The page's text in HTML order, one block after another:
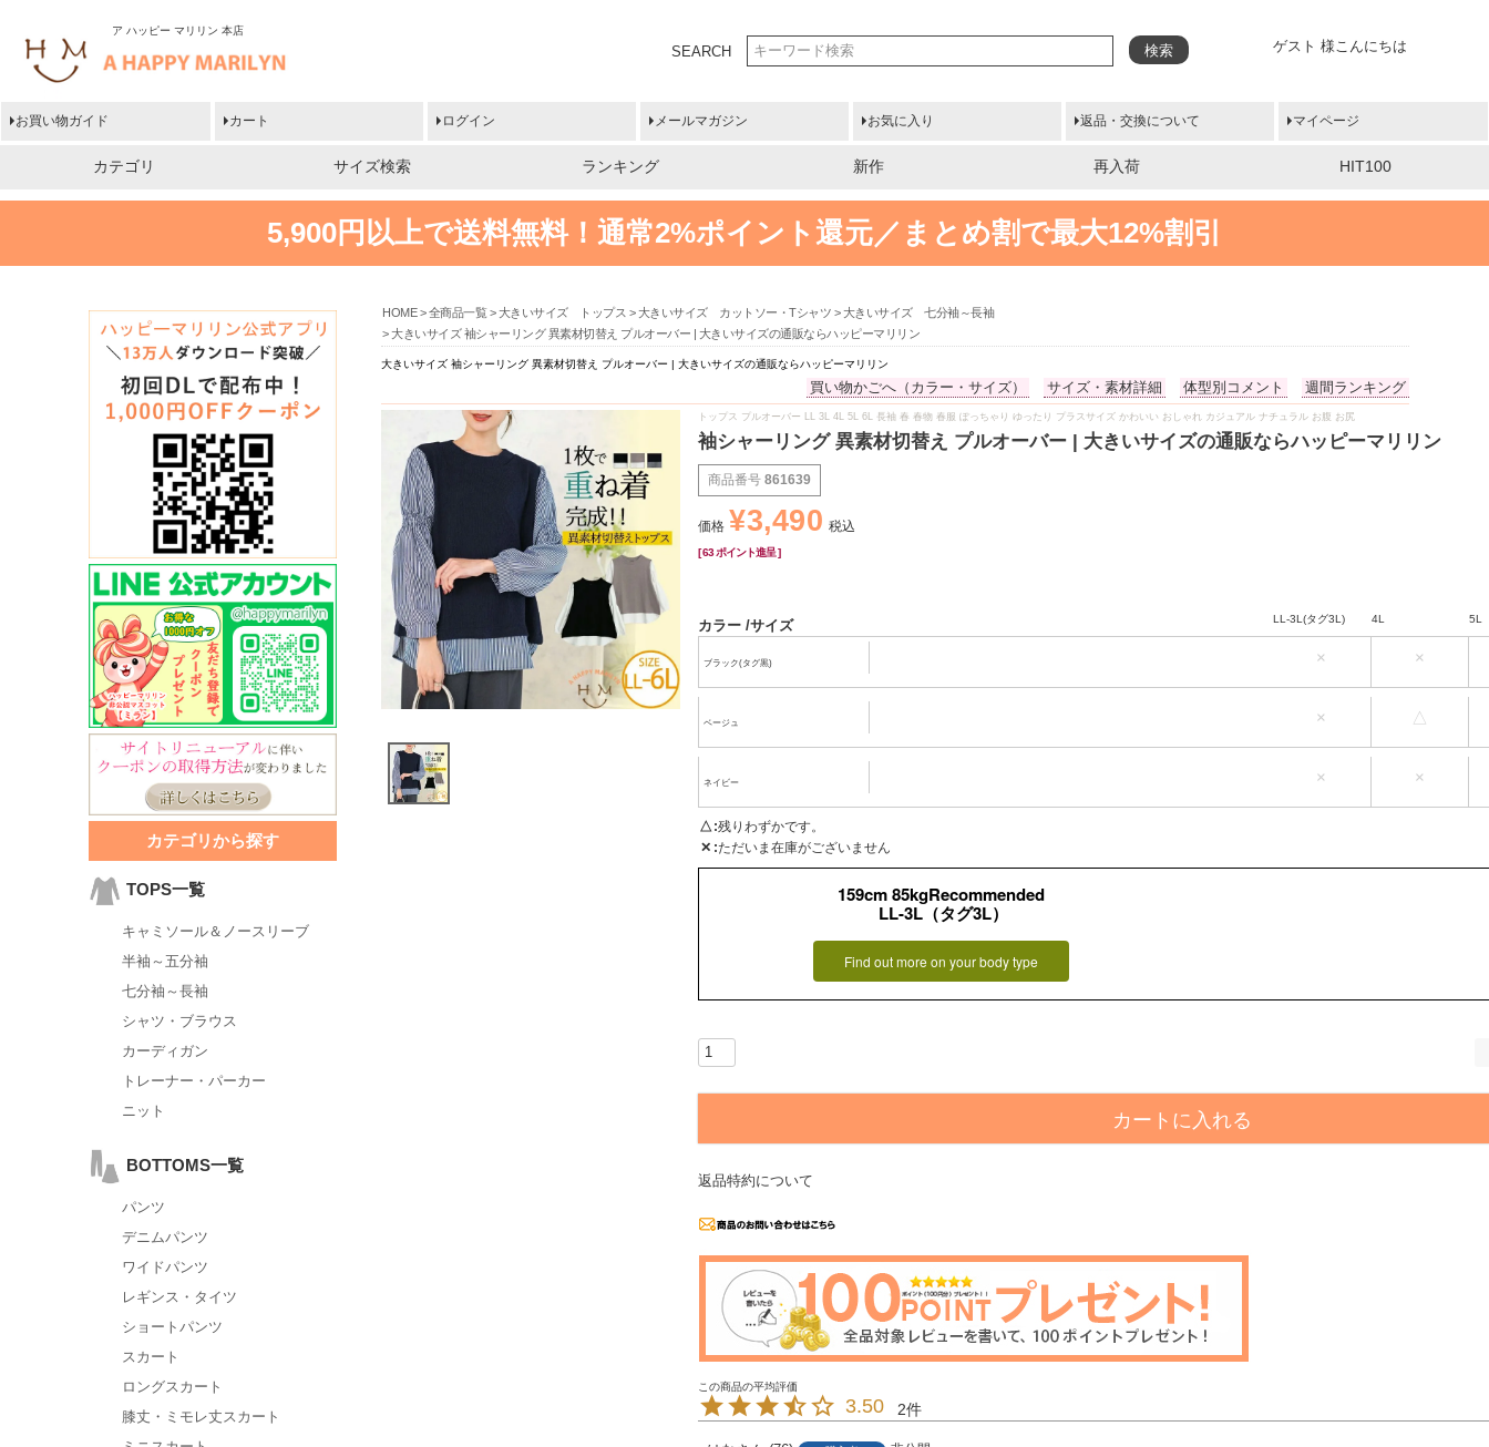
ア ハッピー マリリン 本店
ゲスト 様こんにちは
SEARCH 検索
お買い物ガイド カート ログイン メールマガジン お気に入り 返品・交換について マイページ
カテゴリ サイズ検索 ランキング 新作 再入荷 HIT100
5,900円以上で送料無料！ 通常2%ポイント還元／まとめ割で最大12%割引
カテゴリから探す
TOPS一覧
キャミソール＆ノースリーブ
半袖～五分袖
七分袖～長袖
シャツ・ブラウス
カーディガン
トレーナー・パーカー
ニット
BOTTOMS一覧
パンツ
デニムパンツ
ワイドパンツ
レギンス・タイツ
ショートパンツ
スカート
ロングスカート
膝丈・ミモレ丈スカート
HOME 全商品一覧 大きいサイズ トップス 大きいサイズ カットソー・Tシャツ
大きいサイズ 七分袖～長袖
大きいサイズ 袖シャーリング 異素材切替え プルオーバー | 大きいサイズの通販ならハッピーマリリン
大きいサイズ 袖シャーリング 異素材切替え プルオーバー | 大きいサイズの通販ならハッピーマリリン
買い物かごへ（カラー・サイズ） サイズ・素材詳細 体型別コメント 週間ランキング
トップス プルオーバー LL 3L 4L 5L 6L 長袖 春 春物 春服 ぽっちゃり ゆったり プラスサイズ かわいい おしゃれ カジュアル ナチュラル お腹 お尻
袖シャーリング 異素材切替え プルオーバー | 大きいサイズの通販ならハッピーマリリン
商品番号 861639
価格 ¥3,490 税込
[63 ポイント進呈 ]
カラー サイズ
ブラック(タグ黒)
LL-3L(タグ3L)
×
4L
×
5L
ベージュ × △
ネイビー × ×
△ 残りわずかです。
✕ ただいま在庫がございません
159cm 85kgRecommended
LL-3L（タグ3L）
Find out more on your body type
カートに入れる
返品特約について
3.50 2